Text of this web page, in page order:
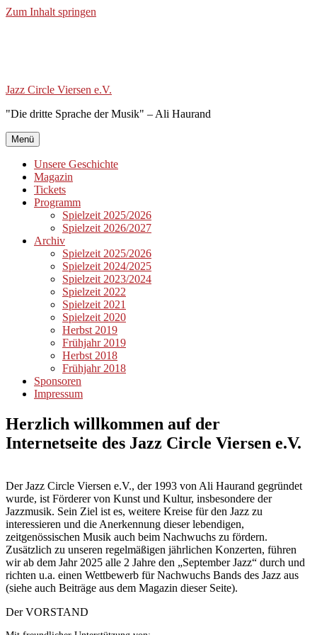
Zum Inhalt springen
Jazz Circle Viersen e.V.
"Die dritte Sprache der Musik" – Ali Haurand
Menü
Unsere Geschichte
Magazin
Tickets
Programm
Spielzeit 2025/2026
Spielzeit 2026/2027
Archiv
Spielzeit 2025/2026
Spielzeit 2024/2025
Spielzeit 2023/2024
Spielzeit 2022
Spielzeit 2021
Spielzeit 2020
Herbst 2019
Frühjahr 2019
Herbst 2018
Frühjahr 2018
Sponsoren
Impressum
Herzlich willkommen auf der
Internetseite des Jazz Circle Viersen e.V.
Der Jazz Circle Viersen e.V., der 1993 von Ali Haurand gegründet
wurde, ist Förderer von Kunst und Kultur, insbesondere der
Jazzmusik. Sein Ziel ist es, weitere Kreise für den Jazz zu
interessieren und die Anerkennung dieser lebendigen,
zeitgenössischen Musik auch beim Nachwuchs zu fördern.
Zusätzlich zu unseren regelmäßigen jährlichen Konzerten, führen
wir ab dem Jahr 2025 alle 2 Jahre den „September Jazz“ durch und
richten u.a. einen Wettbewerb für Nachwuchs Bands des Jazz aus
(siehe auch Beiträge aus dem Magazin dieser Seite).
Der VORSTAND